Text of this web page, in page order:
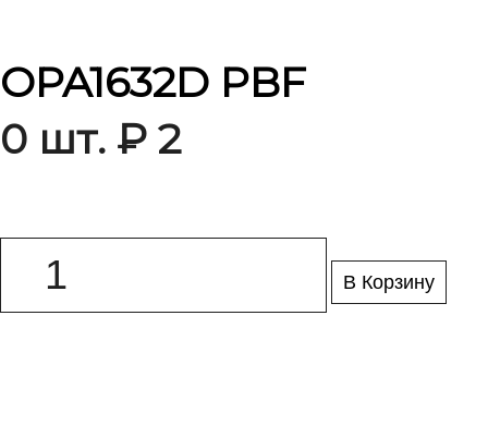
OPA1632D PBF
0 шт. ₽ 2
В Корзину